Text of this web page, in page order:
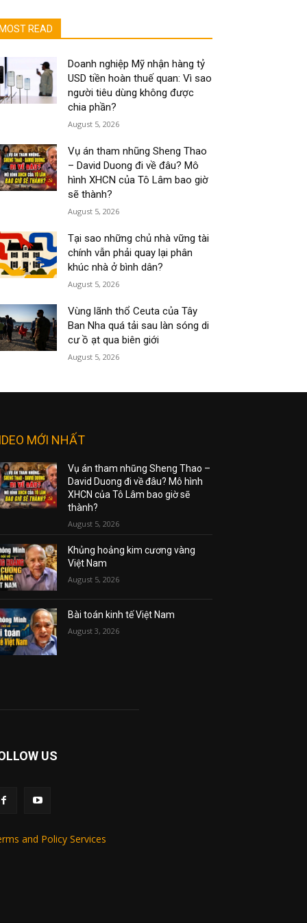
MOST READ
Doanh nghiệp Mỹ nhận hàng tỷ
USD tiền hoàn thuế quan: Vì sao
người tiêu dùng không được
chia phần?
August 5, 2026
Vụ án tham nhũng Sheng Thao
– David Duong đi về đâu? Mô
hình XHCN của Tô Lâm bao giờ
sẽ thành?
August 5, 2026
Tại sao những chủ nhà vững tài
chính vẫn phải quay lại phân
khúc nhà ở bình dân?
August 5, 2026
Vùng lãnh thổ Ceuta của Tây
Ban Nha quá tải sau làn sóng di
cư ồ ạt qua biên giới
August 5, 2026
MỚI NHẤT
Vụ án tham nhũng Sheng Thao –
David Duong đi về đâu? Mô hình
XHCN của Tô Lâm bao giờ sẽ
thành?
August 5, 2026
Khủng hoảng kim cương vàng
Việt Nam
August 5, 2026
Bài toán kinh tế Việt Nam
August 3, 2026
US
and Policy Services